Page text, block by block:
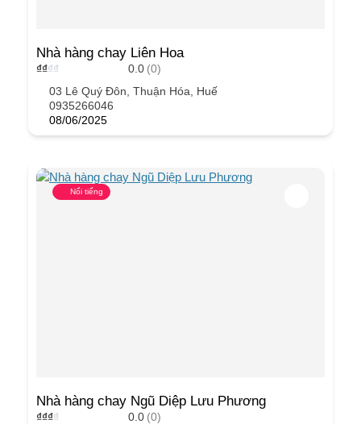
Nhà hàng chay Liên Hoa
₫₫₫₫ 0.0 (0)
03 Lê Quý Đôn, Thuận Hóa, Huế
0935266046
08/06/2025
Nổi tiếng
Nhà hàng chay Ngũ Diệp Lưu Phương
₫₫₫₫ 0.0 (0)